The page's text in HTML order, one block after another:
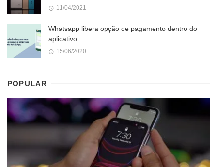
11/04/2021
Whatsapp libera opção de pagamento dentro do
aplicativo
15/06/2020
POPULAR